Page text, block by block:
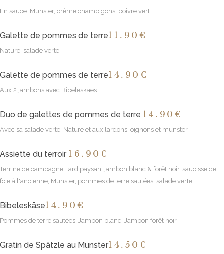
En sauce: Munster, crème champigons, poivre vert
Galette de pommes de terre11 .90€
Nature, salade verte
Galette de pommes de terre14 .90€
Aux 2 jambons avec Bibeleskaes
Duo de galettes de pommes de terre 14 .90€
Avec sa salade verte, Nature et aux lardons, oignons et munster
Assiette du terroir 16 .90€
Terrine de campagne, lard paysan, jambon blanc & forêt noir, saucisse de
foie à l'ancienne, Munster, pommes de terre sautées, salade verte
Bibeleskäse14 .90€
Pommes de terre sautées, Jambon blanc, Jambon forêt noir
Gratin de Spätzle au Munster14 .50€